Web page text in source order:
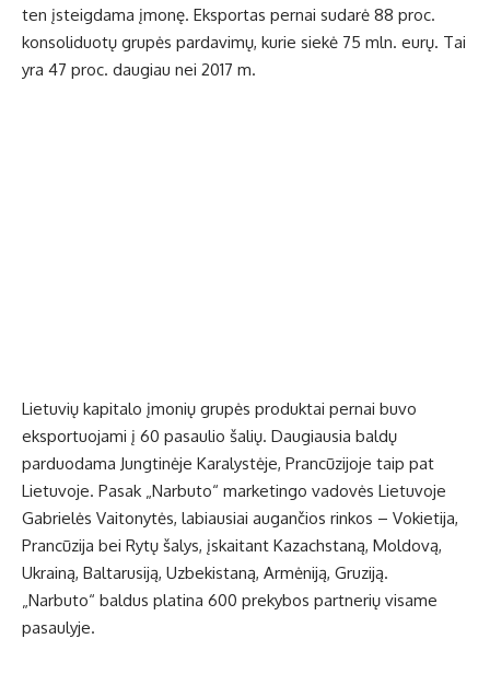
ten įsteigdama įmonę. Eksportas pernai sudarė 88 proc.
konsoliduotų grupės pardavimų, kurie siekė 75 mln. eurų. Tai
yra 47 proc. daugiau nei 2017 m.
Lietuvių kapitalo įmonių grupės produktai pernai buvo
eksportuojami į 60 pasaulio šalių. Daugiausia baldų
parduodama Jungtinėje Karalystėje, Prancūzijoje taip pat
Lietuvoje. Pasak „Narbuto“ marketingo vadovės Lietuvoje
Gabrielės Vaitonytės, labiausiai augančios rinkos – Vokietija,
Prancūzija bei Rytų šalys, įskaitant Kazachstaną, Moldovą,
Ukrainą, Baltarusiją, Uzbekistaną, Armėniją, Gruziją.
„Narbuto“ baldus platina 600 prekybos partnerių visame
pasaulyje.